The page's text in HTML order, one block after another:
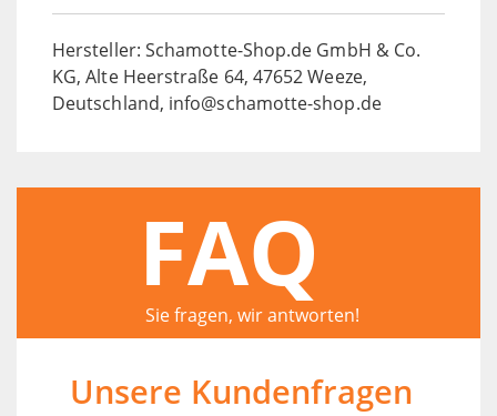
Hersteller: Schamotte-Shop.de GmbH & Co.
KG, Alte Heerstraße 64, 47652 Weeze,
Deutschland, info@schamotte-shop.de
FAQ
Sie fragen, wir antworten!
Unsere Kundenfragen